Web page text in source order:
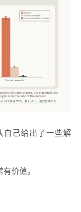
自己给出了一些解
价值。